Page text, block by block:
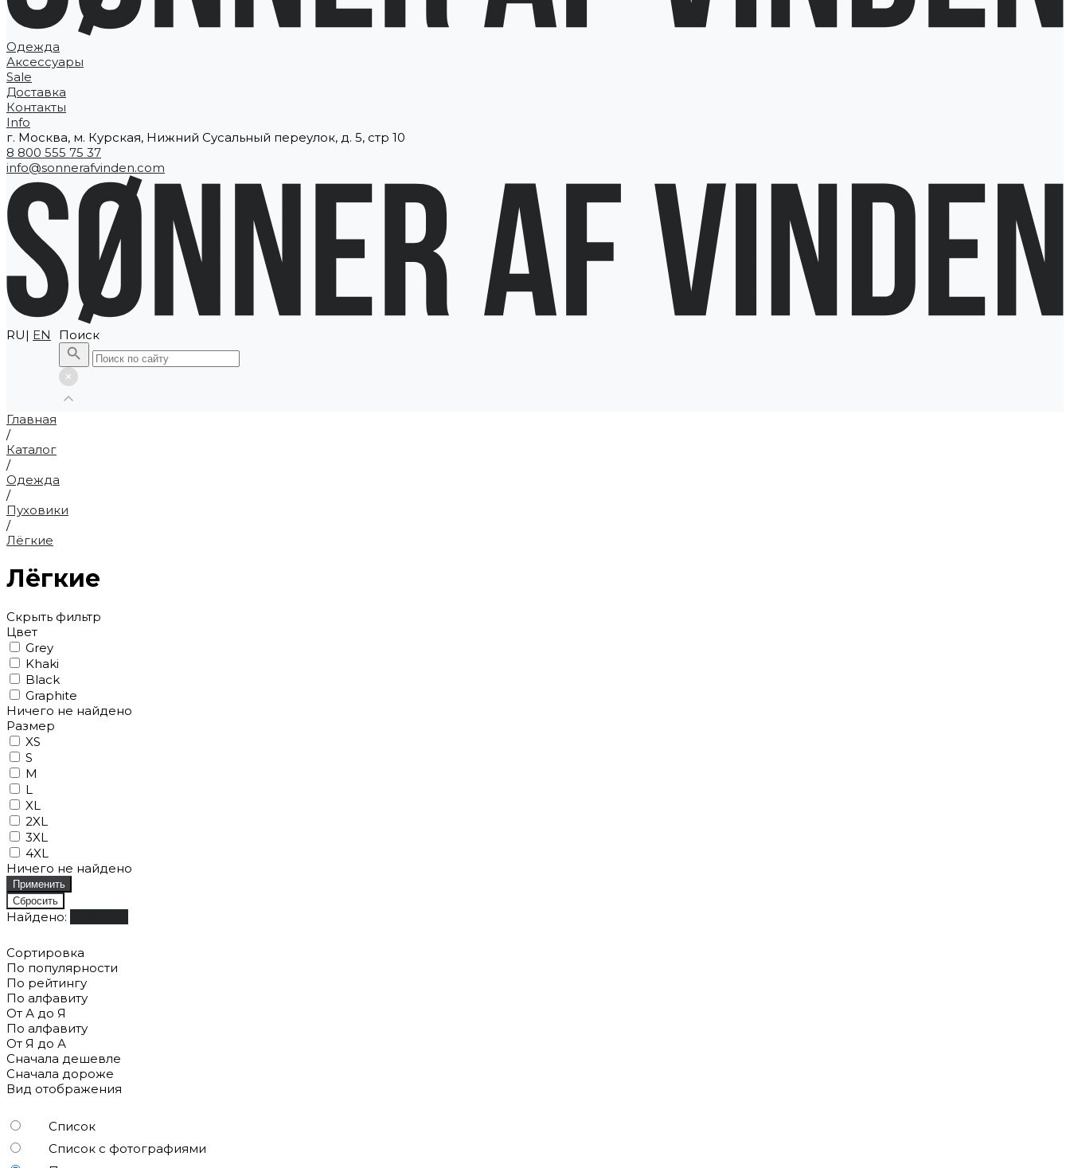
Одежда
Аксессуары
Sale
Доставка
Контакты
Info
г. Москва, м. Курская, Нижний Сусальный переулок, д. 5, стр 10
8 800 555 75 37
info@sonnerafvinden.com
RU| EN Поиск
Главная
/
Каталог
/
Одежда
/
Пуховики
/
Лёгкие
Лёгкие
Скрыть фильтр
Цвет
Grey
Khaki
Black
Graphite
Ничего не найдено
Размер
XS
S
M
L
XL
2XL
3XL
4XL
Ничего не найдено
Найдено:
Сортировка
По популярности
По рейтингу
По алфавиту
От А до Я
По алфавиту
От Я до А
Сначала дешевле
Сначала дороже
Вид отображения
Список
Список с фотографиями